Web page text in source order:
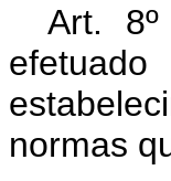
Art.
normas